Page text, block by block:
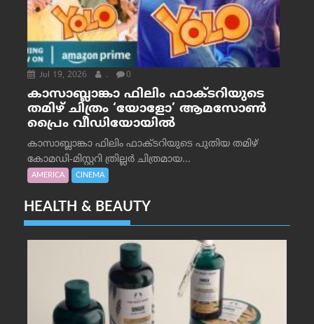
Jul 19, 2026 . 0
കാസാബ്ലാങ്കാ ഫിലിം ഫാക്ടറിയുടെ
തമിഴ് ചിത്രം ‘യോളോ’ ആമസോൺ
പ്രൈം വീഡിയോയിൽ
കാസാബ്ലാങ്കാ ഫിലിം ഫാക്ടറിയുടെ പുതിയ തമിഴ്
കോമഡി-മിസ്റ്ററി ത്രില്ലർ ചിത്രമായ...
AMERICA CINEMA
HEALTH & BEAUTY